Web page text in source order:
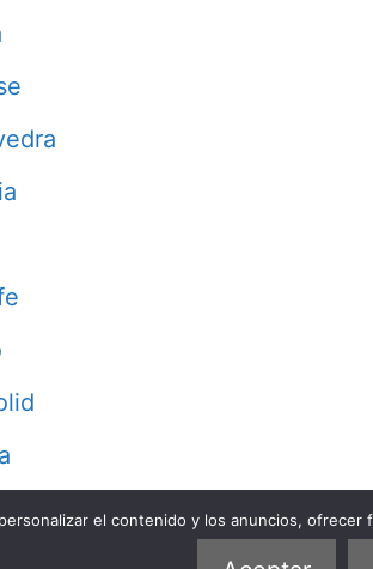
Quiénes somos
el contenido y los anuncios,